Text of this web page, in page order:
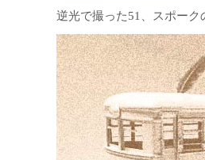
逆光で撮った51、スポー